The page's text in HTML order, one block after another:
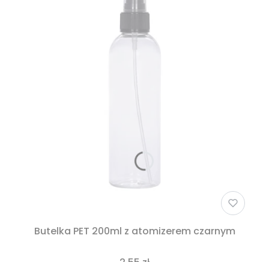
Butelka PET 200ml z atomizerem czarnym